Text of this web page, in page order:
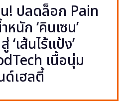
! ปลดล็อก Pain
นัก ‘คินเซน’
‘เส้นไร้แป้ง’
เนื้อนุ่ม
ด์เฮลตี้